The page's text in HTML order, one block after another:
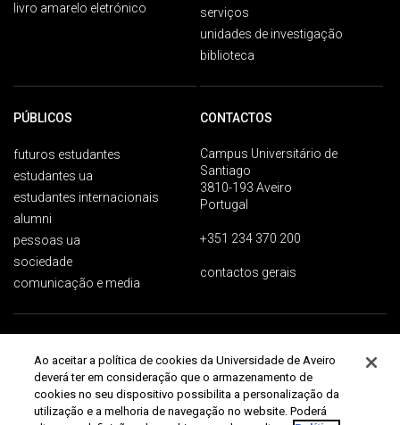
livro amarelo eletrónico
serviços
unidades de investigação
biblioteca
PÚBLICOS
futuros estudantes
estudantes ua
estudantes internacionais
alumni
pessoas ua
sociedade
comunicação e media
CONTACTOS
Campus Universitário de
Santiago
3810-193 Aveiro
Portugal
+351 234 370 200
contactos gerais
Universidade de Aveiro 2026
Ao aceitar a política de cookies da Universidade de Aveiro
deverá ter em consideração que o armazenamento de
cookies no seu dispositivo possibilita a personalização da
utilização e a melhoria de navegação no website. Poderá